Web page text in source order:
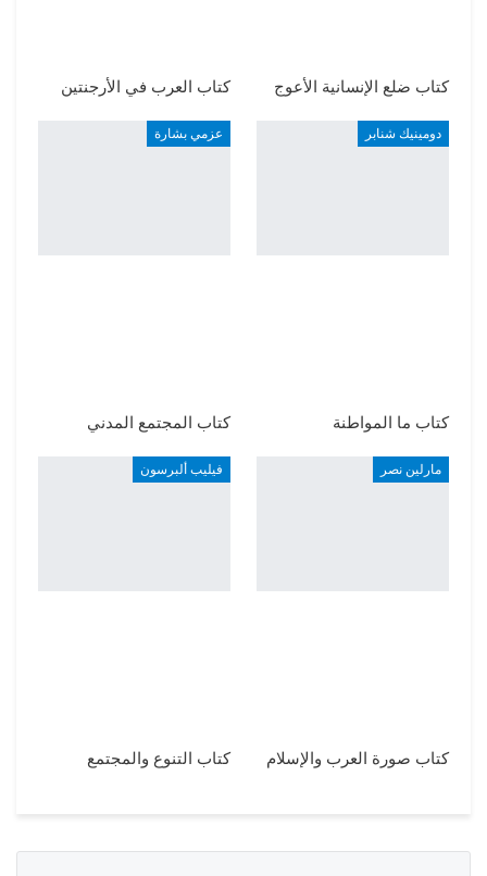
كتاب ضلع الإنسانية الأعوج كتاب العرب في الأرجنتين
دومينيك شنابر
كتاب ما المواطنة
عزمي بشارة
كتاب المجتمع المدني
مارلين نصر
كتاب صورة العرب والإسلام
فيليب ألبرسون
كتاب التنوع والمجتمع